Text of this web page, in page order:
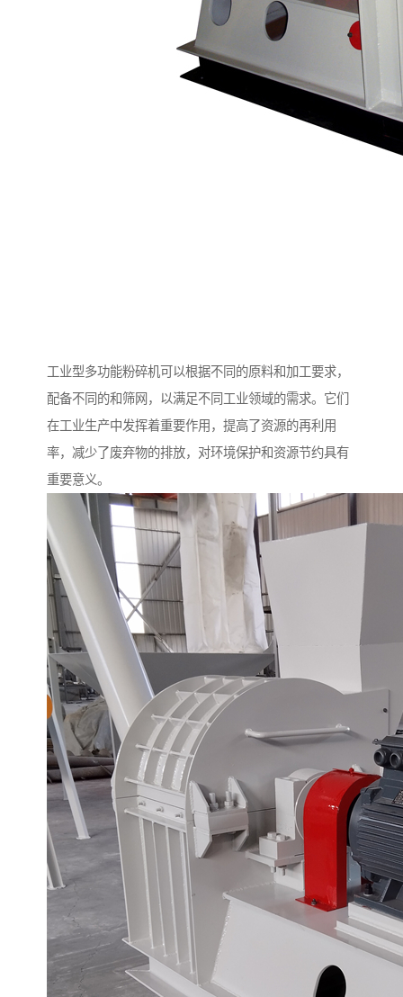
工业型多功能粉碎机可以根据不同的原料和加工要求，
配备不同的和筛网，以满足不同工业领域的需求。它们
在工业生产中发挥着重要作用，提高了资源的再利用
率，减少了废弃物的排放，对环境保护和资源节约具有
重要意义。